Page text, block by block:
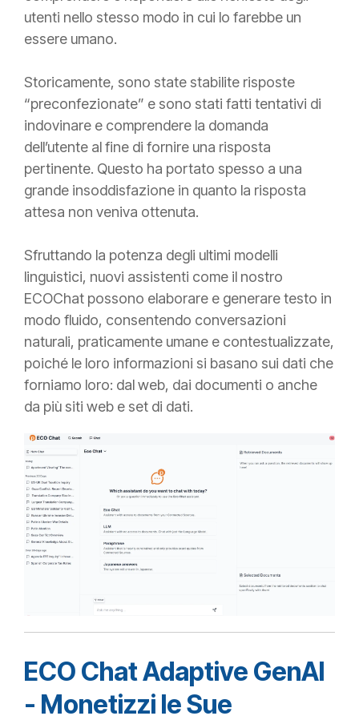
utenti nello stesso modo in cui lo farebbe un
essere umano.
Storicamente, sono state stabilite risposte
“preconfezionate” e sono stati fatti tentativi di
indovinare e comprendere la domanda
dell’utente al fine di fornire una risposta
pertinente. Questo ha portato spesso a una
grande insoddisfazione in quanto la risposta
attesa non veniva ottenuta.
Sfruttando la potenza degli ultimi modelli
linguistici, nuovi assistenti come il nostro
ECOChat possono elaborare e generare testo in
modo fluido, consentendo conversazioni
naturali, praticamente umane e contestualizzate,
poiché le loro informazioni si basano sui dati che
forniamo loro: dal web, dai documenti o anche
da più siti web e set di dati.
ECO Chat Adaptive GenAI
- Monetizzi le Sue